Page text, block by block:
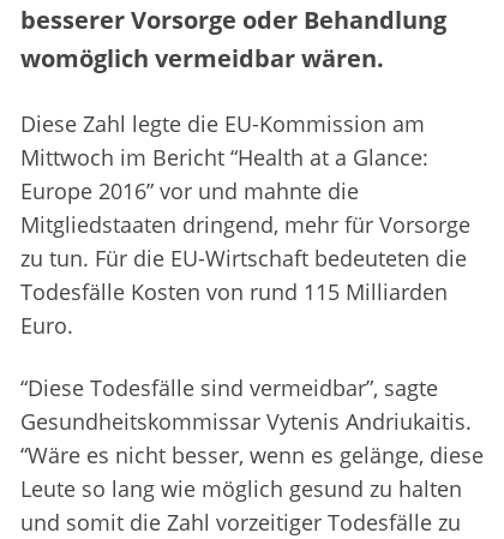
besserer Vorsorge oder Behandlung
womöglich vermeidbar wären.
Diese Zahl legte die EU-Kommission am
Mittwoch im Bericht “Health at a Glance:
Europe 2016” vor und mahnte die
Mitgliedstaaten dringend, mehr für Vorsorge
zu tun. Für die EU-Wirtschaft bedeuteten die
Todesfälle Kosten von rund 115 Milliarden
Euro.
“Diese Todesfälle sind vermeidbar”, sagte
Gesundheitskommissar Vytenis Andriukaitis.
“Wäre es nicht besser, wenn es gelänge, diese
Leute so lang wie möglich gesund zu halten
und somit die Zahl vorzeitiger Todesfälle zu